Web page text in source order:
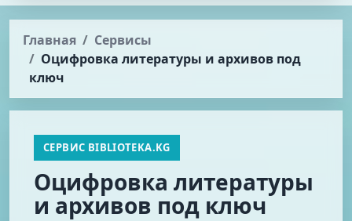
Главная
Сервисы
Оцифровка литературы и архивов под
ключ
СЕРВИС BIBLIOTEKA.KG
Оцифровка литературы
и архивов под ключ